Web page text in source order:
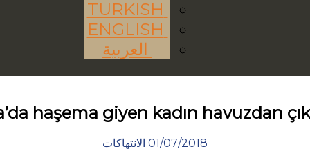
العربية
haşema giyen kadın havuzdan
01/07/2018 الانتهاكات